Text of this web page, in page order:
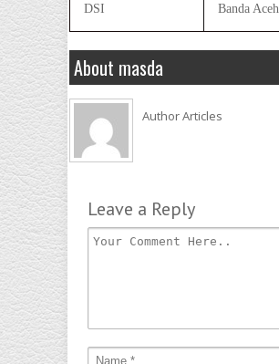
DSI
Banda Aceh
About masda
Author Articles
Leave a Reply